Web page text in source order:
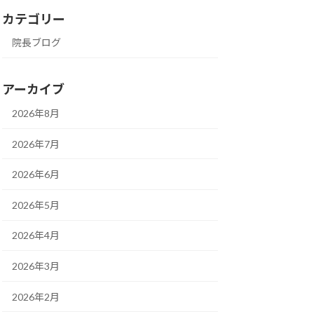
カテゴリー
院長ブログ
アーカイブ
2026年8月
2026年7月
2026年6月
2026年5月
2026年4月
2026年3月
2026年2月